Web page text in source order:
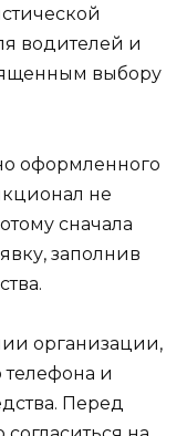
водителей и
выбору
оформленного
не
сначала
заполнив
организации,
телефона и
Перед